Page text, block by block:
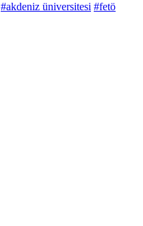
#akdeniz üniversitesi #fetö